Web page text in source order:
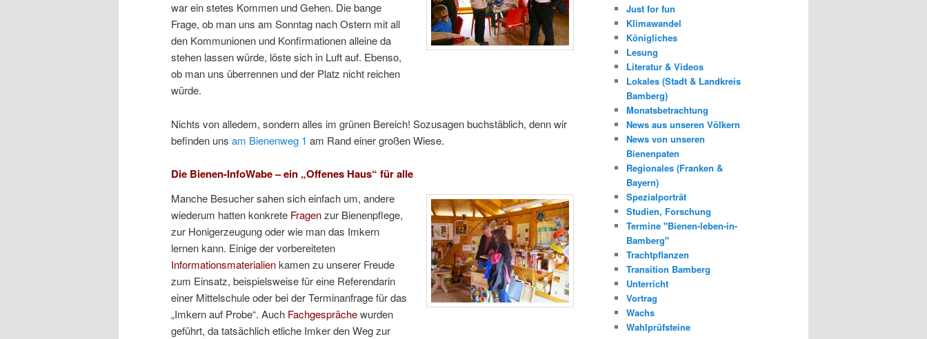
war ein stetes Kommen und Gehen. Die bange
Frage, ob man uns am Sonntag nach Ostern mit all
den Kommunionen und Konfirmationen alleine da
stehen lassen würde, löste sich in Luft auf. Ebenso,
ob man uns überrennen und der Platz nicht reichen
würde.
Nichts von alledem, sondern alles im grünen Bereich! Sozusagen buchstäblich, denn wir
befinden uns am Bienenweg 1 am Rand einer großen Wiese.
Die Bienen-InfoWabe – ein „Offenes Haus“ für alle
Manche Besucher sahen sich einfach um, andere
wiederum hatten konkrete Fragenzur Bienenpflege,
zur Honigerzeugung oder wie man das Imkern
lernen kann. Einige der vorbereiteten
Informationsmaterialienkamen zu unserer Freude
zum Einsatz, beispielsweise für eine Referendarin
einer Mittelschule oder bei der Terminanfrage für das
„Imkern auf Probe“. Auch Fachgesprächewurden
geführt, da tatsächlich etliche Imker den Weg zur
Just for fun
Klimawandel
Königliches
Lesung
Literatur & Videos
Lokales (Stadt & Landkreis
Bamberg)
Monatsbetrachtung
News aus unseren Völkern
News von unseren
Bienenpaten
Regionales (Franken &
Bayern)
Spezialporträt
Studien, Forschung
Termine "Bienen-leben-in-
Bamberg"
Trachtpflanzen
Transition Bamberg
Unterricht
Vortrag
Wachs
Wahlprüfsteine